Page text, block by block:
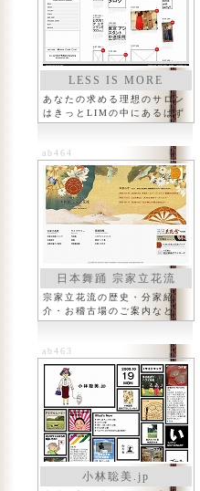
LESS IS MORE
Co.,Ltd.
あなたの求める理想のサロン
はきっとLIMの中にあるはず
ab464
日本舞踊 宗家立花流
宗家立花流の歴史・分家紹
介・お稽古場のご案内など
ab463
小林聡美.jp